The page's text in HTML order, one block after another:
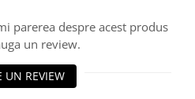
parerea despre acest produs
un review.
UN REVIEW